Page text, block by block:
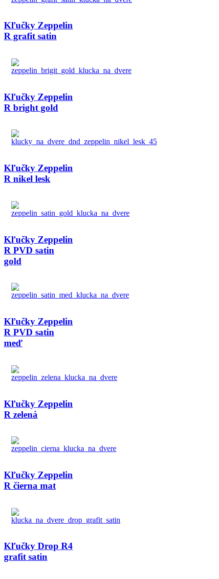
Kľučky Zeppelin
R grafit satin
Kľučky Zeppelin
R bright gold
Kľučky Zeppelin
R nikel lesk
Kľučky Zeppelin
R PVD satin
gold
Kľučky Zeppelin
R PVD satin
meď
Kľučky Zeppelin
R zelená
Kľučky Zeppelin
R čierna mat
Kľučky Drop R4
grafit satin